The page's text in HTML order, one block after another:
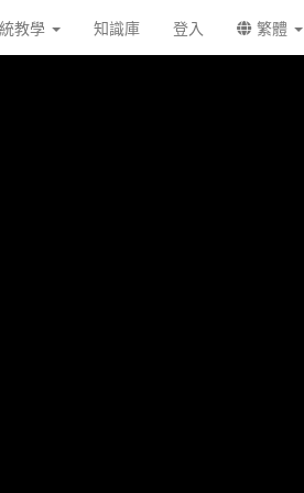
教學 知識庫 登入 繁體